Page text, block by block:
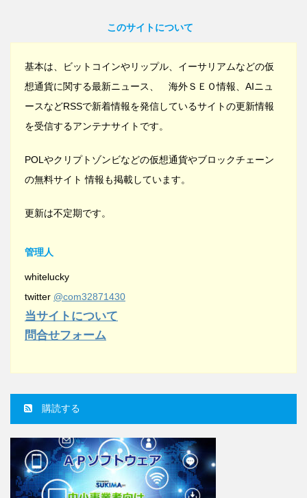
このサイトについて
基本は、ビットコインやリップル、イーサリアムなどの仮
想通貨に関する最新ニュース、 海外ＳＥＯ情報、AIニュ
ースなどRSSで新着情報を発信しているサイトの更新情報
を受信するアンテナサイトです。
POLやクリプトゾンビなどの仮想通貨やブロックチェーン
の無料サイト 情報も掲載しています。
更新は不定期です。
管理人
whitelucky
twitter @com32871430
当サイトについて
問合せフォーム
購読する